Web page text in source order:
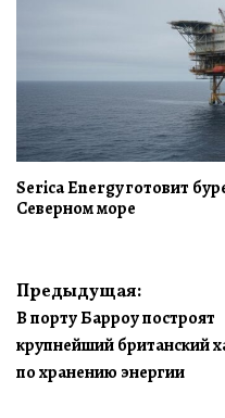
Serica Energy готовит
Северном море
Навигация
по
записям
Предыдущая:
В порту Барроу построят
крупнейший британский
по хранению энергии